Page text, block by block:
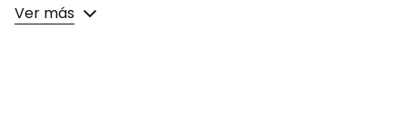
Composición y cuidados
• 89% poliéster, 11% elastán
Ver más